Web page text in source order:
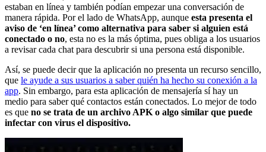
estaban en línea y también podían empezar una conversación de
manera rápida. Por el lado de WhatsApp, aunque esta presenta el
aviso de ‘en línea’ como alternativa para saber si alguien está
conectado o no, esta no es la más óptima, pues obliga a los usuarios
a revisar cada chat para descubrir si una persona está disponible.
Así, se puede decir que la aplicación no presenta un recurso sencillo,
que le ayude a sus usuarios a saber quién ha hecho su conexión a la
app. Sin embargo, para esta aplicación de mensajería sí hay un
medio para saber qué contactos están conectados. Lo mejor de todo
es que no se trata de un archivo APK o algo similar que puede
infectar con virus el dispositivo.